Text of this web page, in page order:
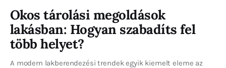
Okos tárolási megoldások
lakásban: Hogyan szabadíts fel
több helyet?
A modern lakberendezési trendek egyik kiemelt eleme az